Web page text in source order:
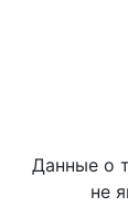
Данные о
не